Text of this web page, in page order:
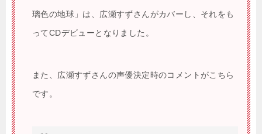
璃色の地球」は、広瀬すずさんがカバーし、それをも
ってCDデビューとなりました。
また、広瀬すずさんの声優決定時のコメントがこちら
です。